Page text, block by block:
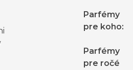
Parfémy
pre koho:
Parfémy
pre ročé